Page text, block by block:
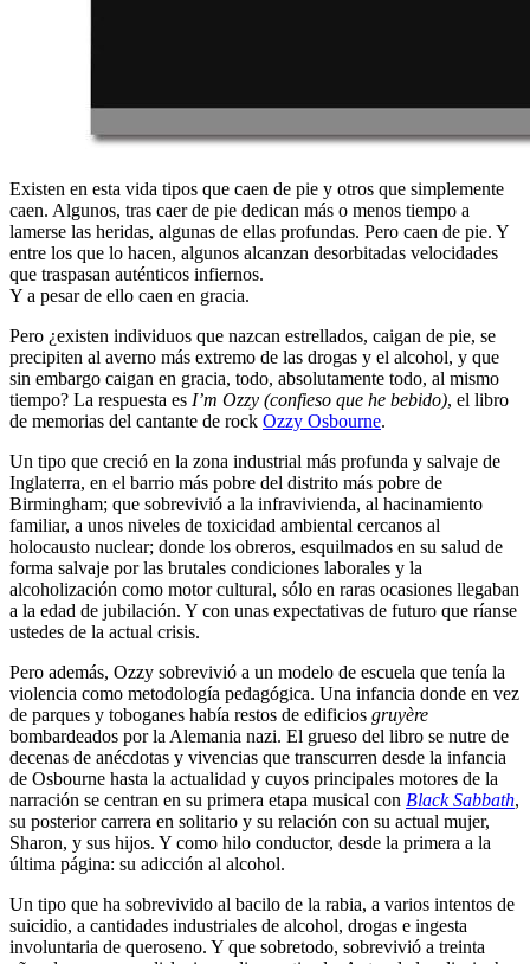
Existen en esta vida tipos que caen de pie y otros que simplemente
caen. Algunos, tras caer de pie dedican más o menos tiempo a
lamerse las heridas, algunas de ellas profundas. Pero caen de pie. Y
entre los que lo hacen, algunos alcanzan desorbitadas velocidades
que traspasan auténticos infiernos.
Y a pesar de ello caen en gracia.
Pero ¿existen individuos que nazcan estrellados, caigan de pie, se
precipiten al averno más extremo de las drogas y el alcohol, y que
sin embargo caigan en gracia, todo, absolutamente todo, al mismo
tiempo? La respuesta es I’m Ozzy (confieso que he bebido), el libro
de memorias del cantante de rock Ozzy Osbourne.
Un tipo que creció en la zona industrial más profunda y salvaje de
Inglaterra, en el barrio más pobre del distrito más pobre de
Birmingham; que sobrevivió a la infravivienda, al hacinamiento
familiar, a unos niveles de toxicidad ambiental cercanos al
holocausto nuclear; donde los obreros, esquilmados en su salud de
forma salvaje por las brutales condiciones laborales y la
alcoholización como motor cultural, sólo en raras ocasiones llegaban
a la edad de jubilación. Y con unas expectativas de futuro que ríanse
ustedes de la actual crisis.
Pero además, Ozzy sobrevivió a un modelo de escuela que tenía la
violencia como metodología pedagógica. Una infancia donde en vez
de parques y toboganes había restos de edificios gruyère
bombardeados por la Alemania nazi. El grueso del libro se nutre de
decenas de anécdotas y vivencias que transcurren desde la infancia
de Osbourne hasta la actualidad y cuyos principales motores de la
narración se centran en su primera etapa musical con Black Sabbath,
su posterior carrera en solitario y su relación con su actual mujer,
Sharon, y sus hijos. Y como hilo conductor, desde la primera a la
última página: su adicción al alcohol.
Un tipo que ha sobrevivido al bacilo de la rabia, a varios intentos de
suicidio, a cantidades industriales de alcohol, drogas e ingesta
involuntaria de queroseno. Y que sobretodo, sobrevivió a treinta